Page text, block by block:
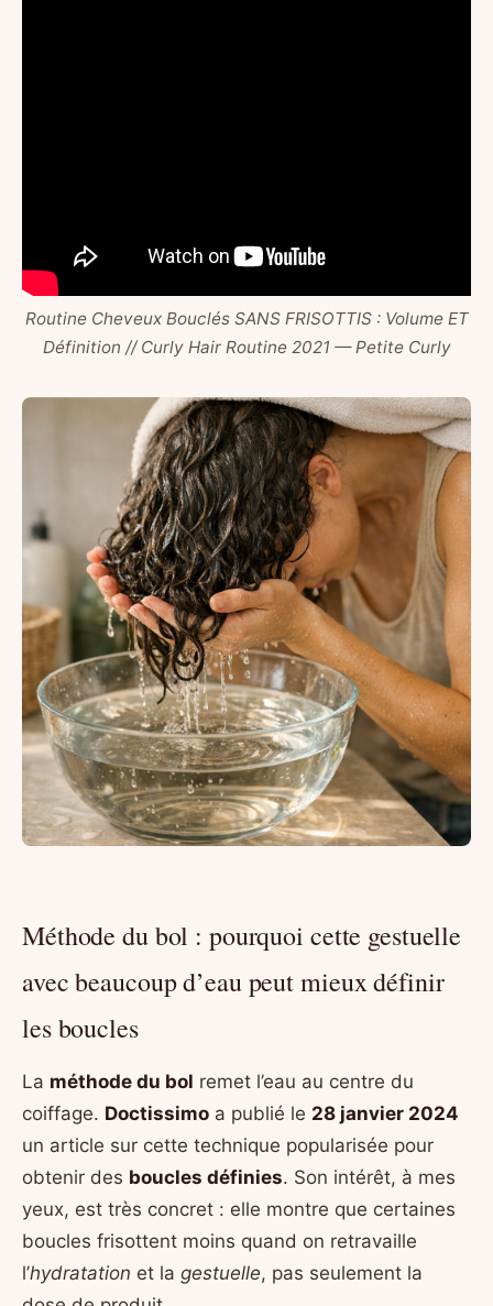
Routine Cheveux Bouclés SANS FRISOTTIS : Volume ET
Définition // Curly Hair Routine 2021 — Petite Curly
Méthode du bol : pourquoi cette gestuelle
avec beaucoup d’eau peut mieux définir
les boucles
La méthode du bol remet l’eau au centre du
coiffage. Doctissimo a publié le 28 janvier 2024
un article sur cette technique popularisée pour
obtenir des boucles définies. Son intérêt, à mes
yeux, est très concret : elle montre que certaines
boucles frisottent moins quand on retravaille
l’hydratation et la gestuelle, pas seulement la